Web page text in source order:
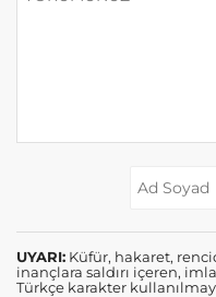
UYARI: Küfür, hakaret,
inançlara saldırı içeren,
Türkçe karakter